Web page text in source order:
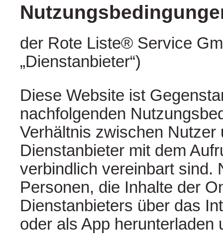
der Rote Liste® Service
„Dienstanbieter“)
Diese Website ist
nachfolgenden
Verhältnis zwischen Nutzer
Dienstanbieter mit dem
verbindlich vereinbart sind.
Personen, die Inhalte der
Dienstanbieters über das
oder als App herunterladen